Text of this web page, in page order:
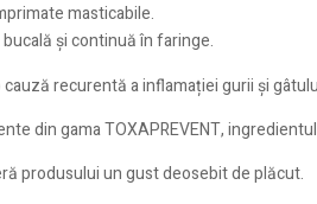
masticabile.
și continuă în faringe.
recurentă a inflamației gurii și
din gama TOXAPREVENT,
produsului un gust deosebit de plăcut.